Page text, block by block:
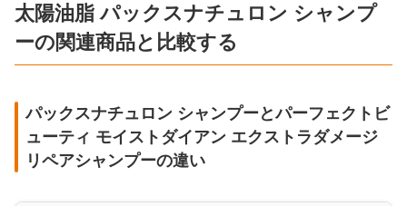
太陽油脂 パックスナチュロン シャンプ
ーの関連商品と比較する
パックスナチュロン シャンプーとパーフェクトビ
ューティ モイストダイアン エクストラダメージ
リペアシャンプーの違い